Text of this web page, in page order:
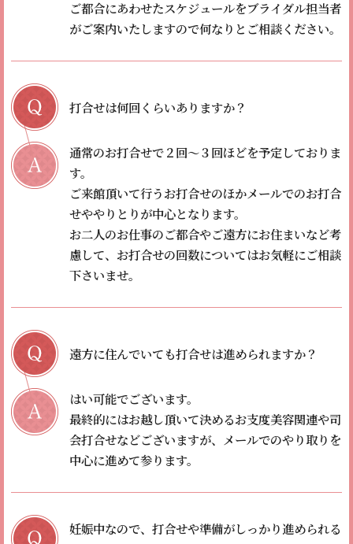
ご都合にあわせたスケジュールをブライダル担当者
がご案内いたしますので何なりとご相談ください。
打合せは何回くらいありますか？
通常のお打合せで２回〜３回ほどを予定しておりま
す。
ご来館頂いて行うお打合せのほかメールでのお打合
せややりとりが中心となります。
お二人のお仕事のご都合やご遠方にお住まいなど考
慮して、お打合せの回数についてはお気軽にご相談
下さいませ。
遠方に住んでいても打合せは進められますか？
はい可能でございます。
最終的にはお越し頂いて決めるお支度美容関連や司
会打合せなどございますが、メールでのやり取りを
中心に進めて参ります。
妊娠中なので、打合せや準備がしっかり進められる